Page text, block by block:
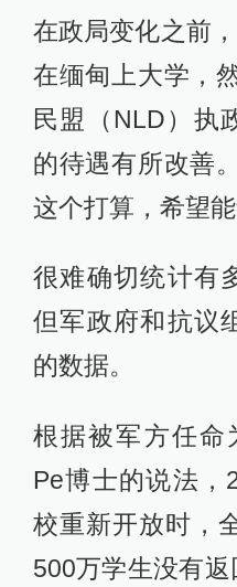
在政局变化之前
在缅甸上大学，
民盟（NLD）执
的待遇有所改善
这个打算，希望能
很难确切统计有
但军政府和抗议
的数据。
根据被军方任命
Pe博士的说法，
校重新开放时，
500万学生没有